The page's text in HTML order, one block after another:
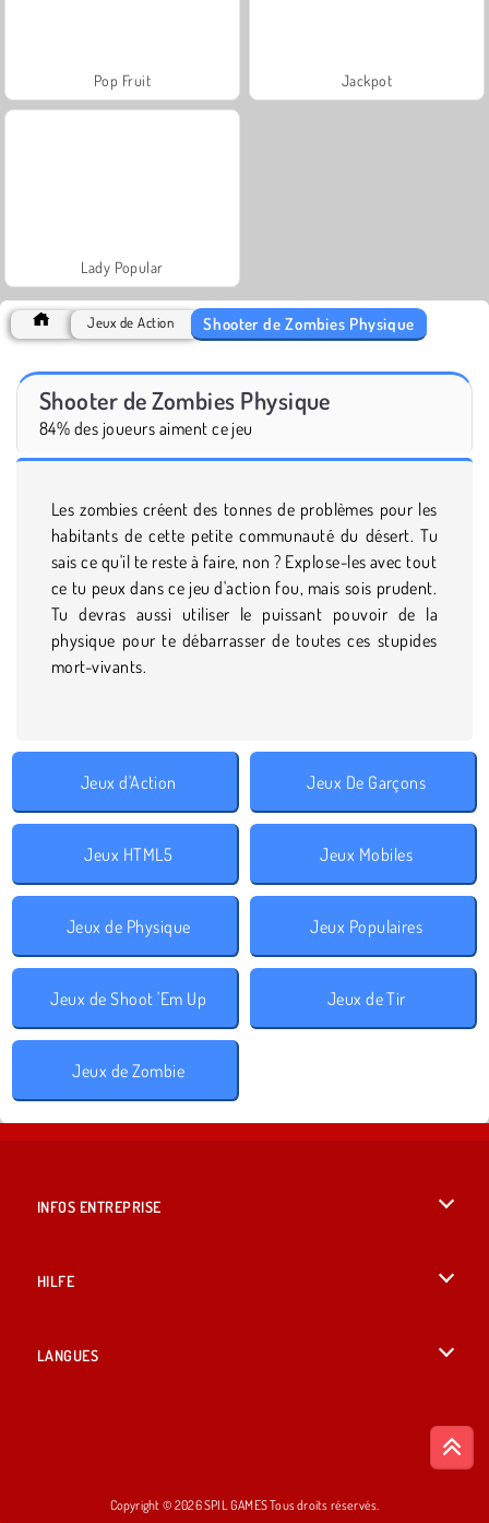
Pop Fruit Jackpot
Lady Popular
Jeux de Action Shooter de Zombies Physique
Shooter de Zombies Physique
84% des joueurs aiment ce jeu
Les zombies créent des tonnes de problèmes pour les
habitants de cette petite communauté du désert. Tu
sais ce qu'il te reste à faire, non ? Explose-les avec tout
ce tu peux dans ce jeu d'action fou, mais sois prudent.
Tu devras aussi utiliser le puissant pouvoir de la
physique pour te débarrasser de toutes ces stupides
mort-vivants.
Jeux d'Action Jeux De Garçons
Jeux HTML5 Jeux Mobiles
Jeux de Physique Jeux Populaires
Jeux de Shoot 'Em Up Jeux de Tir
Jeux de Zombie
INFOS ENTREPRISE
HILFE
LANGUES
Copyright © 2026 SPIL GAMES Tous droits réservés.